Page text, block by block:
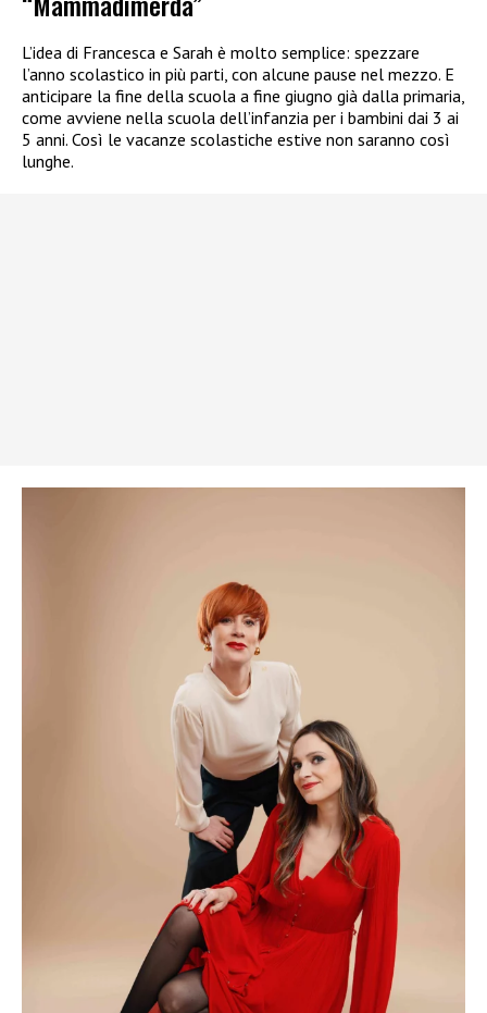
L’idea di Francesca e Sarah è molto semplice: spezzare
l’anno scolastico in più parti, con alcune pause nel mezzo. E
anticipare la fine della scuola a fine giugno già dalla primaria,
come avviene nella scuola dell’infanzia per i bambini dai 3 ai
5 anni. Così le vacanze scolastiche estive non saranno così
lunghe.